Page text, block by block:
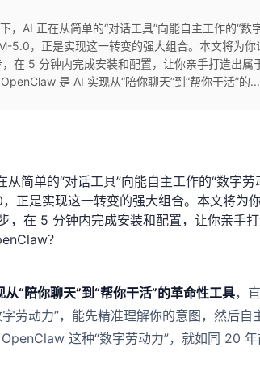
下，AI 正在从简单的“对话工具”向能自主工作的“
5.0，正是实现这一转变的强大组合。本文将为你
在 5 分钟内完成安装和配置，让你亲手打造出属
是 AI 实现从“陪你聊天”到“帮你干活”的...
从简单的“对话工具”向能自主工作的“数字
正是实现这一转变的强大组合。本文将为
，在 5 分钟内完成安装和配置，让你亲手
？
从“陪你聊天”到“帮你干活”的革命性工具，
劳动力”，能先精准理解你的意图，然后
这种“数字劳动力”，就如同 20